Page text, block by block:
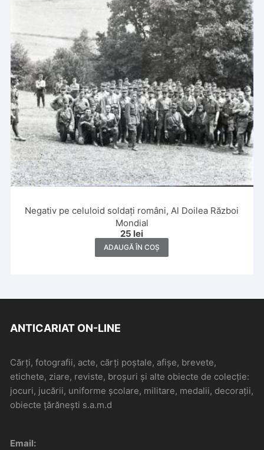
Negativ pe celuloid soldați români, Al Doilea Război
Mondial
25 lei
ADAUGĂ ÎN COȘ
ANTICARIAT ON-LINE
Cărți, fotografii, acte, cărți poștale, afișe, brevete,
etichete, ziare, reviste, broșuri și alte obiecte de colecție:
jocuri, jucării, uniforme școlare, militare, medalii, decorații,
obiecte țărănești s.a.m.d
Email: